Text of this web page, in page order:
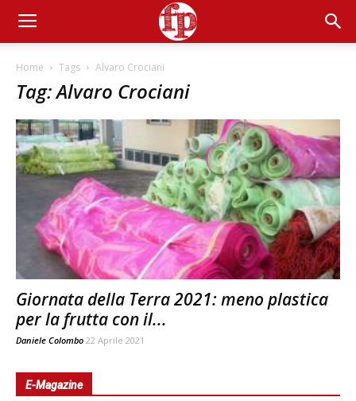
Home Tags Alvaro Crociani
Tag: Alvaro Crociani
Giornata della Terra 2021: meno plastica
per la frutta con il...
Daniele Colombo 22 Aprile 2021
E-Magazine